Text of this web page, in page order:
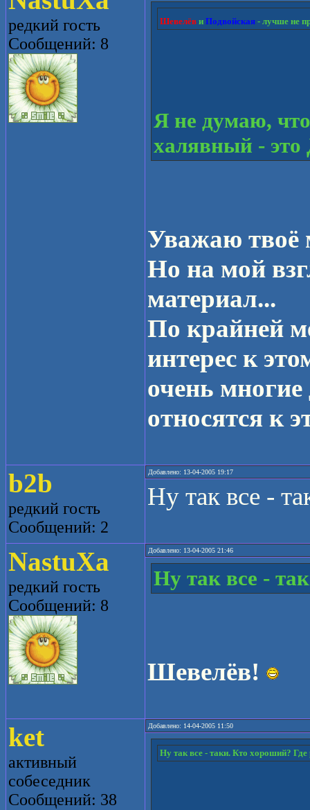
редкий гость
Сообщений: 8
Шевелёв и Подвойская - лучше не
Я не думаю,
халявный -
Уважаю твоё
Но на мой
материал...
По крайней
интерес к
очень многие
относятся к
b2b
редкий гость
Сообщений: 2
Добавлено: 13-04-2005 19:17
Ну так все -
NastuXa
редкий гость
Сообщений: 8
Добавлено: 13-04-2005 21:46
Ну так все -
Шевелёв!
ket
активный
собеседник
Сообщений: 38
Добавлено: 14-04-2005 11:50
Ну так все - таки. Кто хороший? Где